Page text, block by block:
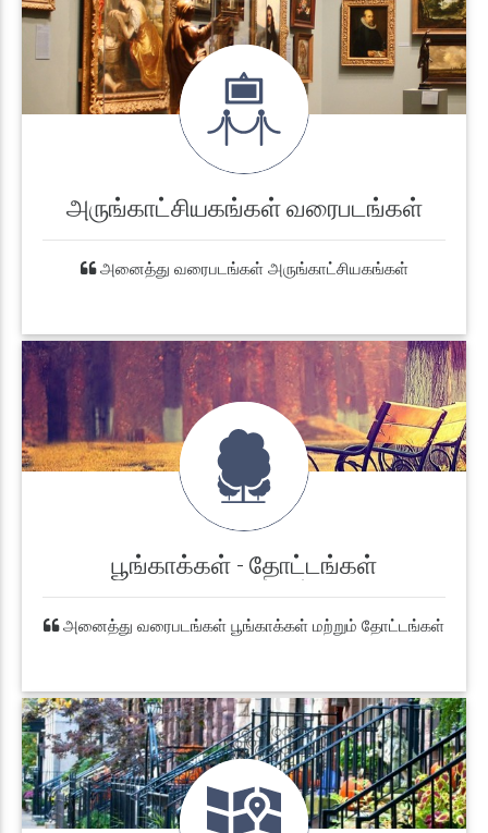
அருங்காட்சியகங்கள் வரைபடங்கள்
அனைத்து வரைபடங்கள் அருங்காட்சியகங்கள்
பூங்காக்கள் - தோட்டங்கள்
வரைபடங்கள்
அனைத்து வரைபடங்கள் பூங்காக்கள் மற்றும் தோட்டங்கள்